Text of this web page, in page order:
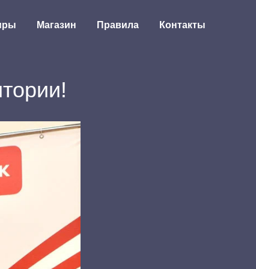
Магазин Правила Контакты